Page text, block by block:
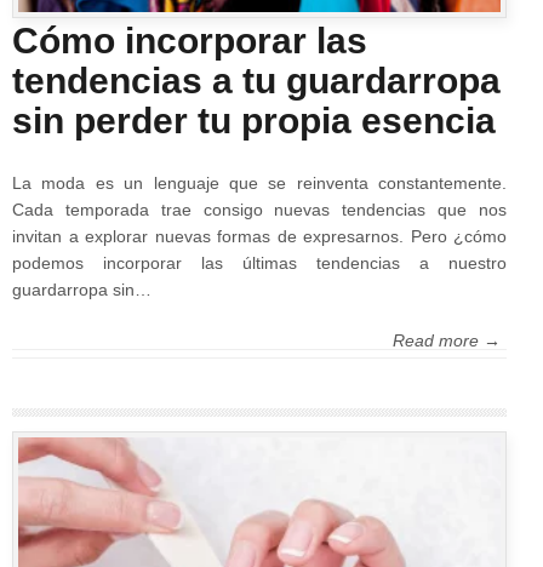
Cómo incorporar las
tendencias a tu guardarropa
sin perder tu propia esencia
La moda es un lenguaje que se reinventa constantemente.
Cada temporada trae consigo nuevas tendencias que nos
invitan a explorar nuevas formas de expresarnos. Pero ¿cómo
podemos incorporar las últimas tendencias a nuestro
guardarropa sin…
Read more →